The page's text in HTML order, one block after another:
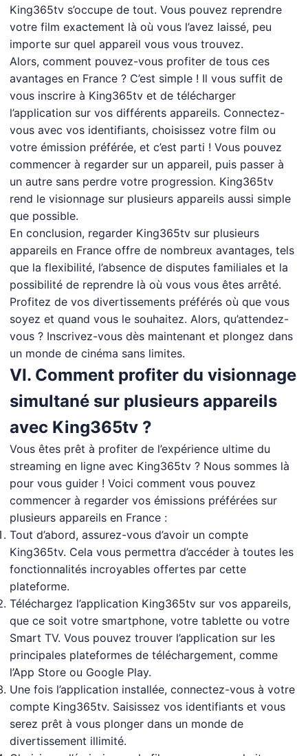
King365tv s’occupe de tout. Vous pouvez reprendre
votre film exactement là où vous l’avez laissé, peu
importe sur quel appareil vous vous trouvez.
Alors, comment pouvez-vous profiter de tous ces
avantages en France ? C’est simple ! Il vous suffit de
vous inscrire à King365tv et de télécharger
l’application sur vos différents appareils. Connectez-
vous avec vos identifiants, choisissez votre film ou
votre émission préférée, et c’est parti ! Vous pouvez
commencer à regarder sur un appareil, puis passer à
un autre sans perdre votre progression. King365tv
rend le visionnage sur plusieurs appareils aussi simple
que possible.
En conclusion, regarder King365tv sur plusieurs
appareils en France offre de nombreux avantages, tels
que la flexibilité, l’absence de disputes familiales et la
possibilité de reprendre là où vous vous êtes arrêté.
Profitez de vos divertissements préférés où que vous
soyez et quand vous le souhaitez. Alors, qu’attendez-
vous ? Inscrivez-vous dès maintenant et plongez dans
un monde de cinéma sans limites.
VI. Comment profiter du visionnage
simultané sur plusieurs appareils
avec King365tv ?
Vous êtes prêt à profiter de l’expérience ultime du
streaming en ligne avec King365tv ? Nous sommes là
pour vous guider ! Voici comment vous pouvez
commencer à regarder vos émissions préférées sur
plusieurs appareils en France :
Tout d’abord, assurez-vous d’avoir un compte
King365tv. Cela vous permettra d’accéder à toutes les
fonctionnalités incroyables offertes par cette
plateforme.
Téléchargez l’application King365tv sur vos appareils,
que ce soit votre smartphone, votre tablette ou votre
Smart TV. Vous pouvez trouver l’application sur les
principales plateformes de téléchargement, comme
l’App Store ou Google Play.
Une fois l’application installée, connectez-vous à votre
compte King365tv. Saisissez vos identifiants et vous
serez prêt à vous plonger dans un monde de
divertissement illimité.